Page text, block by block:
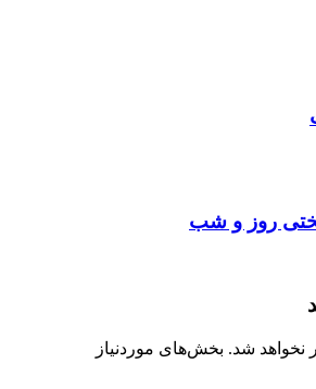
روز و شب
نخواهد شد. بخش‌های موردنیاز